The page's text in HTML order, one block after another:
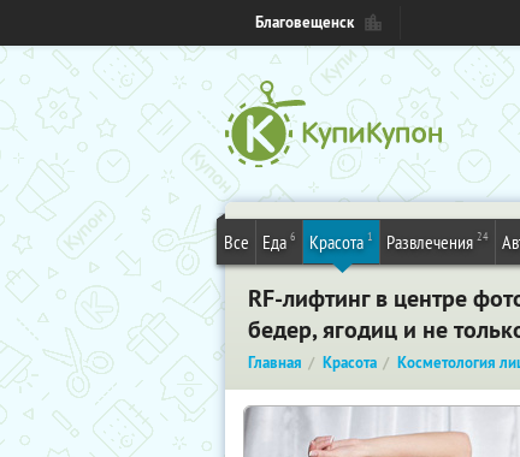
Благовещенск
Все Еда 6 Красота 1 Развлечения 24
RF-лифтинг в центре
бедер, ягодиц и не
Главная Красота Косметология